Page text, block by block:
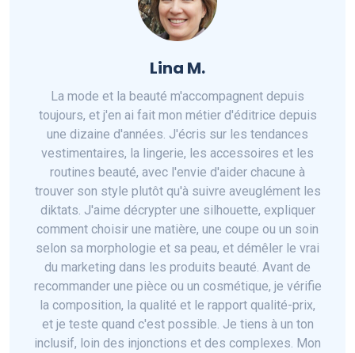
Lina M.
La mode et la beauté m'accompagnent depuis
toujours, et j'en ai fait mon métier d'éditrice depuis
une dizaine d'années. J'écris sur les tendances
vestimentaires, la lingerie, les accessoires et les
routines beauté, avec l'envie d'aider chacune à
trouver son style plutôt qu'à suivre aveuglément les
diktats. J'aime décrypter une silhouette, expliquer
comment choisir une matière, une coupe ou un soin
selon sa morphologie et sa peau, et démêler le vrai
du marketing dans les produits beauté. Avant de
recommander une pièce ou un cosmétique, je vérifie
la composition, la qualité et le rapport qualité-prix,
et je teste quand c'est possible. Je tiens à un ton
inclusif, loin des injonctions et des complexes. Mon